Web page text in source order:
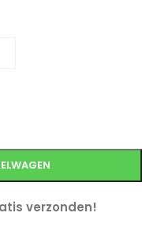
verzonden!